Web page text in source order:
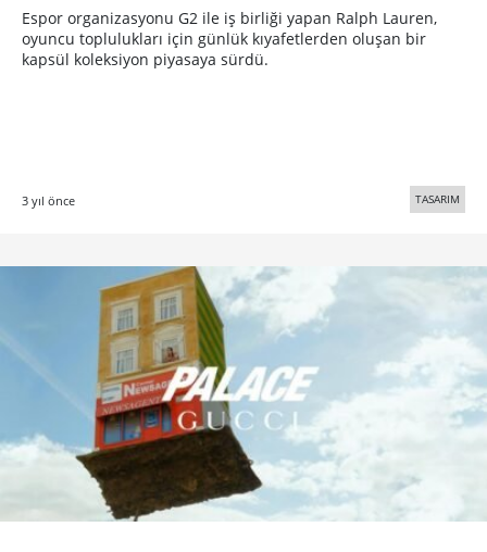
Espor organizasyonu G2 ile iş birliği yapan Ralph Lauren,
oyuncu toplulukları için günlük kıyafetlerden oluşan bir
kapsül koleksiyon piyasaya sürdü.
3 yıl önce TASARIM